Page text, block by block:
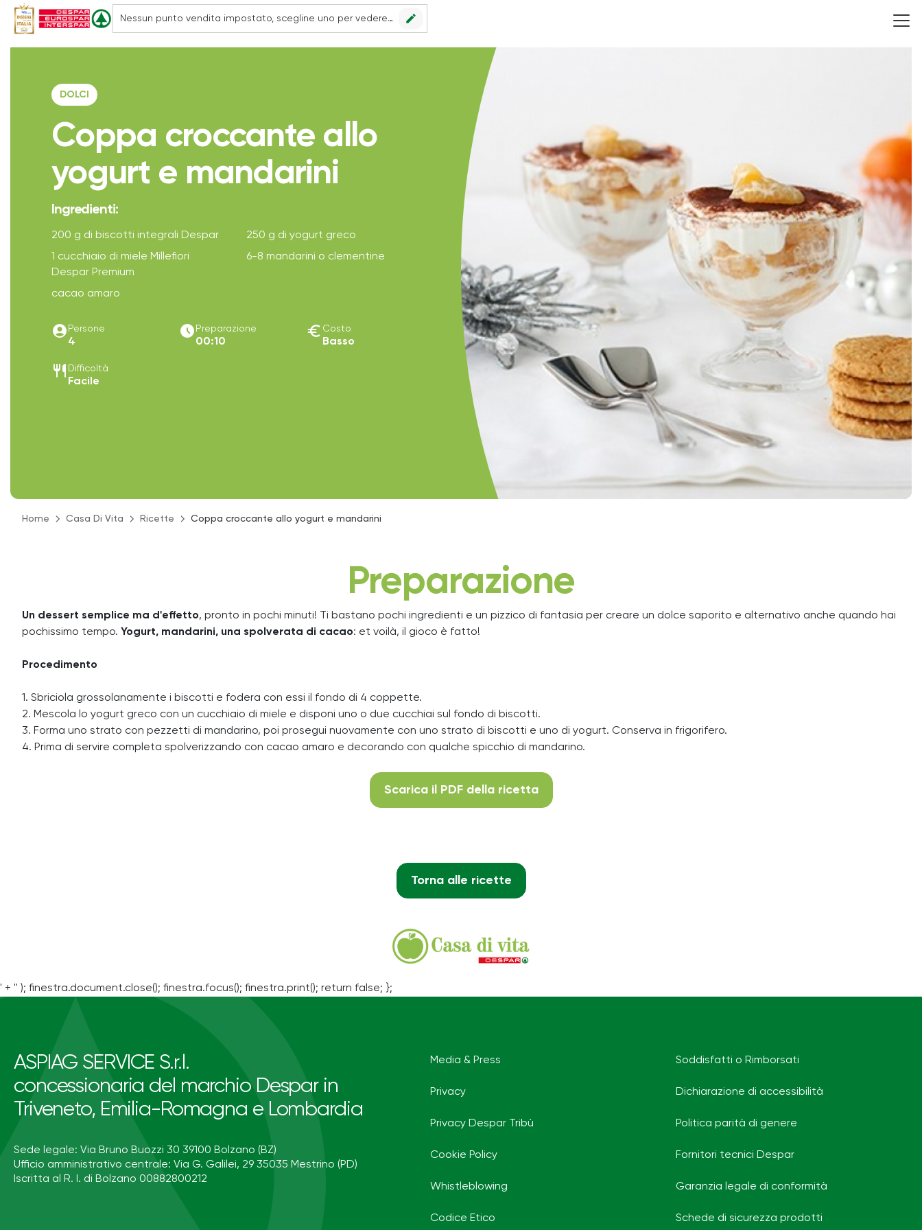
Nessun punto vendita impostato, scegline uno per vedere le offerte. edit
DOLCI
Coppa croccante allo
yogurt e mandarini
Ingredienti:
200 g di biscotti integrali Despar
250 g di yogurt greco
1 cucchiaio di miele Millefiori
Despar Premium
6-8 mandarini o clementine
cacao amaro
account_circle Persone
4
access_time_filled Preparazione
00:10
euro Costo
Basso
restaurant Difficoltà
Facile
Home Casa Di Vita Ricette Coppa croccante allo yogurt e mandarini
Preparazione
Un dessert semplice ma d'effetto, pronto in pochi minuti! Ti bastano pochi ingredienti e un pizzico di fantasia per creare un dolce saporito e alternativo anche quando hai
pochissimo tempo. Yogurt, mandarini, una spolverata di cacao: et voilà, il gioco è fatto!
Procedimento
1. Sbriciola grossolanamente i biscotti e fodera con essi il fondo di 4 coppette.
2. Mescola lo yogurt greco con un cucchiaio di miele e disponi uno o due cucchiai sul fondo di biscotti.
3. Forma uno strato con pezzetti di mandarino, poi prosegui nuovamente con uno strato di biscotti e uno di yogurt. Conserva in frigorifero.
4. Prima di servire completa spolverizzando con cacao amaro e decorando con qualche spicchio di mandarino.
Scarica il PDF della ricetta
Torna alle ricette
' + '' ); finestra.document.close(); finestra.focus(); finestra.print(); return false; };
ASPIAG SERVICE S.r.l.
concessionaria del marchio Despar in
Triveneto, Emilia-Romagna e Lombardia
Sede legale: Via Bruno Buozzi 30 39100 Bolzano (BZ)
Ufficio amministrativo centrale: Via G. Galilei, 29 35035 Mestrino (PD)
Iscritta al R. I. di Bolzano 00882800212
Media & Press
Privacy
Privacy Despar Tribù
Cookie Policy
Whistleblowing
Codice Etico
Soddisfatti o Rimborsati
Dichiarazione di accessibilità
Politica parità di genere
Fornitori tecnici Despar
Garanzia legale di conformità
Schede di sicurezza prodotti